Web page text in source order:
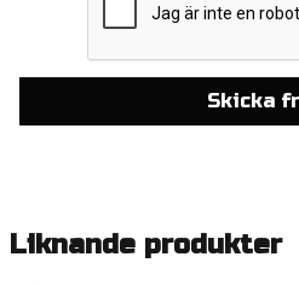
Skicka
Liknande produkter